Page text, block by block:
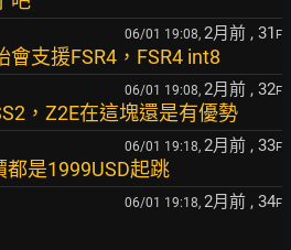
06/01 19:08, 2月前 , 31 F
會支援FSR4，FSR4 int8
06/01 19:08, 2月前 , 32F
，Z2E在這塊還是有優勢
06/01 19:18, 2月前 , 33F
是1999USD起跳
06/01 19:18, 2月前 , 34F